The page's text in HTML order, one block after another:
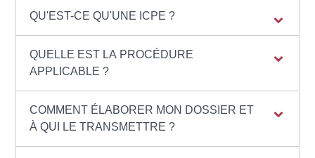
QU'EST-CE QU'UNE ICPE ?
QUELLE EST LA PROCÉDURE
APPLICABLE ?
COMMENT ÉLABORER MON DOSSIER ET
À QUI LE TRANSMETTRE ?